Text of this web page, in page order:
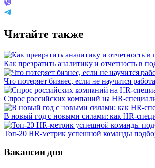
Читайте также
Как превратить аналитику и отчетность в
Что потеряет бизнес, если не научится
Спрос российских компаний на HR-
В новый год с новыми силами: как HR-
Топ-20 HR-метрик успешной команды
Вакансии дня